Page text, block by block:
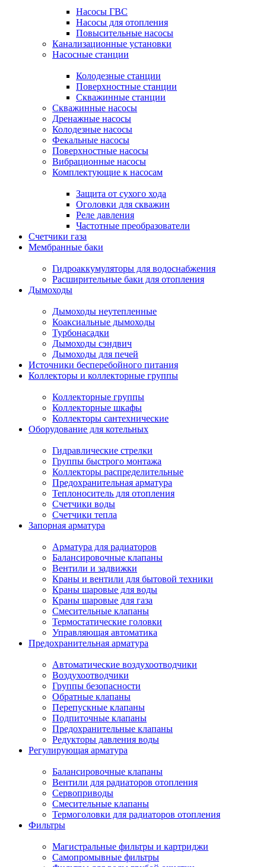
Насосы ГВС
Насосы для отопления
Повысительные насосы
Канализационные установки
Насосные станции
Колодезные станции
Поверхностные станции
Скважинные станции
Скважинные насосы
Дренажные насосы
Колодезные насосы
Фекальные насосы
Поверхностные насосы
Вибрационные насосы
Комплектующие к насосам
Защита от сухого хода
Оголовки для скважин
Реле давления
Частотные преобразователи
Счетчики газа
Мембранные баки
Гидроаккумуляторы для водоснабжения
Расширительные баки для отопления
Дымоходы
Дымоходы неутепленные
Коаксиальные дымоходы
Турбонасадки
Дымоходы сэндвич
Дымоходы для печей
Источники бесперебойного питания
Коллекторы и коллекторные группы
Коллекторные группы
Коллекторные шкафы
Коллекторы сантехнические
Оборудование для котельных
Гидравлические стрелки
Группы быстрого монтажа
Коллекторы распределительные
Предохранительная арматура
Теплоноситель для отопления
Счетчики воды
Счетчики тепла
Запорная арматура
Арматура для радиаторов
Балансировочные клапаны
Вентили и задвижки
Краны и вентили для бытовой техники
Краны шаровые для воды
Краны шаровые для газа
Смесительные клапаны
Термостатические головки
Управляющая автоматика
Предохранительная арматура
Автоматические воздухоотводчики
Воздухоотводчики
Группы безопасности
Обратные клапаны
Перепускные клапаны
Подпиточные клапаны
Предохранительные клапаны
Редукторы давления воды
Регулирующая арматура
Балансировочные клапаны
Вентили для радиаторов отопления
Сервоприводы
Смесительные клапаны
Термоголовки для радиаторов отопления
Фильтры
Магистральные фильтры и картриджи
Самопромывные фильтры